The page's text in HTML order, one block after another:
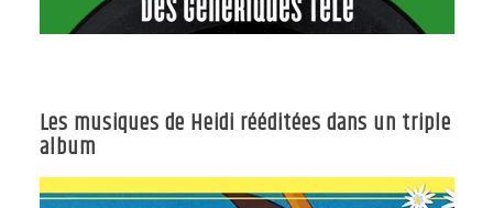
Les musiques de Heidi rééditées dans un triple
album